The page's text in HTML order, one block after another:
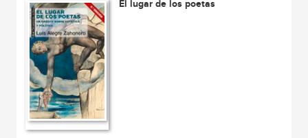
El lugar de los poetas